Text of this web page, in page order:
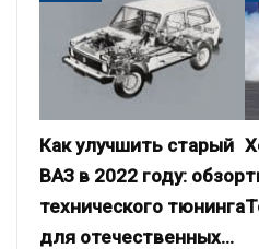
Как улучшить старый
ВАЗ в 2022 году: обзор
технического тюнинга
для отечественных…